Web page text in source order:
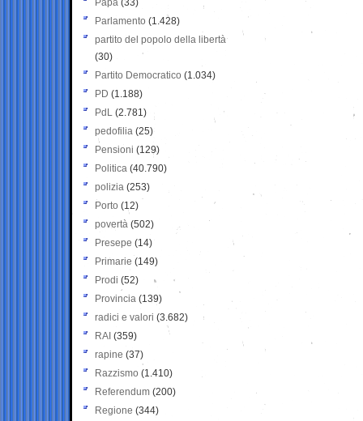
Papa (33)
Parlamento (1.428)
partito del popolo della libertà
(30)
Partito Democratico (1.034)
PD (1.188)
PdL (2.781)
pedofilia (25)
Pensioni (129)
Politica (40.790)
polizia (253)
Porto (12)
povertà (502)
Presepe (14)
Primarie (149)
Prodi (52)
Provincia (139)
radici e valori (3.682)
RAI (359)
rapine (37)
Razzismo (1.410)
Referendum (200)
Regione (344)